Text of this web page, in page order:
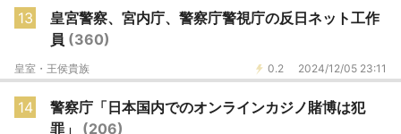
13
皇宮警察、宮内庁、警察庁警視庁の反日ネット工作
員 (360)
0.2 2024/12/05 23:11
皇室・王侯貴族
14
警察庁「日本国内でのオンラインカジノ賭博は犯
罪」 (206)